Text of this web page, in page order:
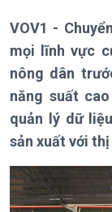
Chính trị
Tin Chính trị
VOV1 -
mọi lĩnh vực
nông dân
năng suất
quản lý dữ
sản xuất với